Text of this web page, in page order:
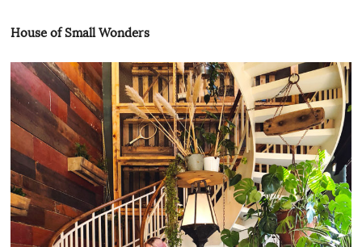
House of Small Wonders